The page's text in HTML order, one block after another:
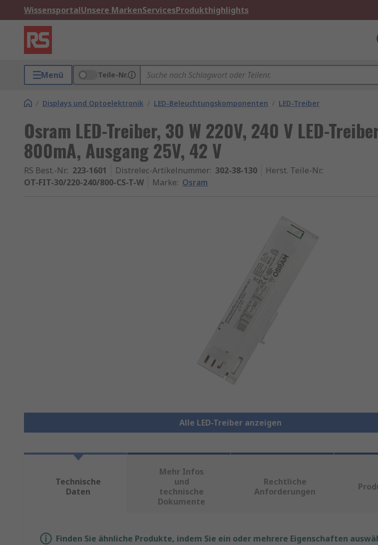
WissensportalUnsere MarkenServicesProdukthighlights
Menü Teile-Nr.
/ Displays und Optoelektronik / LED-Beleuchtungskomponenten / LED-Treiber
Osram LED-Treiber, 30 W 220V, 240 V LED-
800mA, Ausgang 25V, 42 V
RS Best.-Nr.: 223-1601 Distrelec-Artikelnummer: 302-38-130 Herst. Teile-Nr.:
OT-FIT-30/220-240/800-CS-T-W
Marke: Osram
Alle LED-Treiber anzeigen
Technische
Daten
Mehr Infos
und
technische
Dokumente
Rechtliche
Anforderungen
Finden Sie ähnliche Produkte, indem Sie ein oder mehrere Eigenschaften